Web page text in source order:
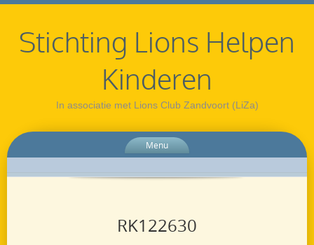
Stichting Lions Helpen
Kinderen
In associatie met Lions Club Zandvoort (LiZa)
Menu
RK122630